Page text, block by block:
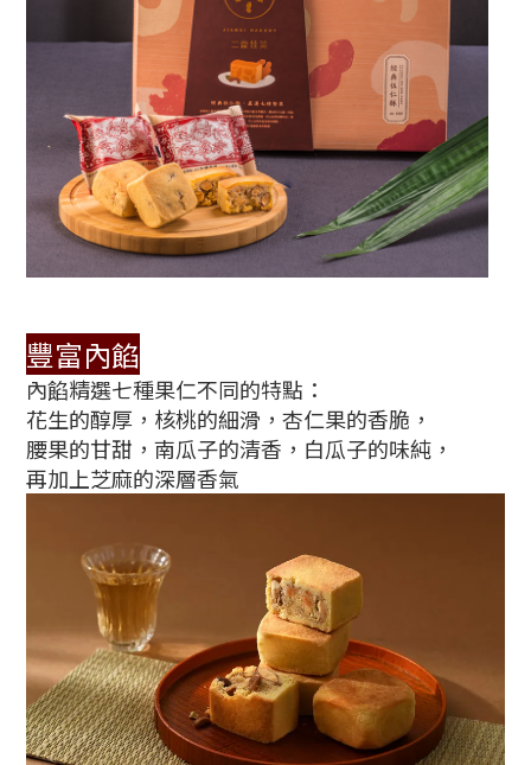
豐富內餡
內餡精選七種果仁不同的特點：
花生的醇厚，核桃的細滑，杏仁果的香脆，
腰果的甘甜，南瓜子的清香，白瓜子的味純，
再加上芝麻的深層香氣